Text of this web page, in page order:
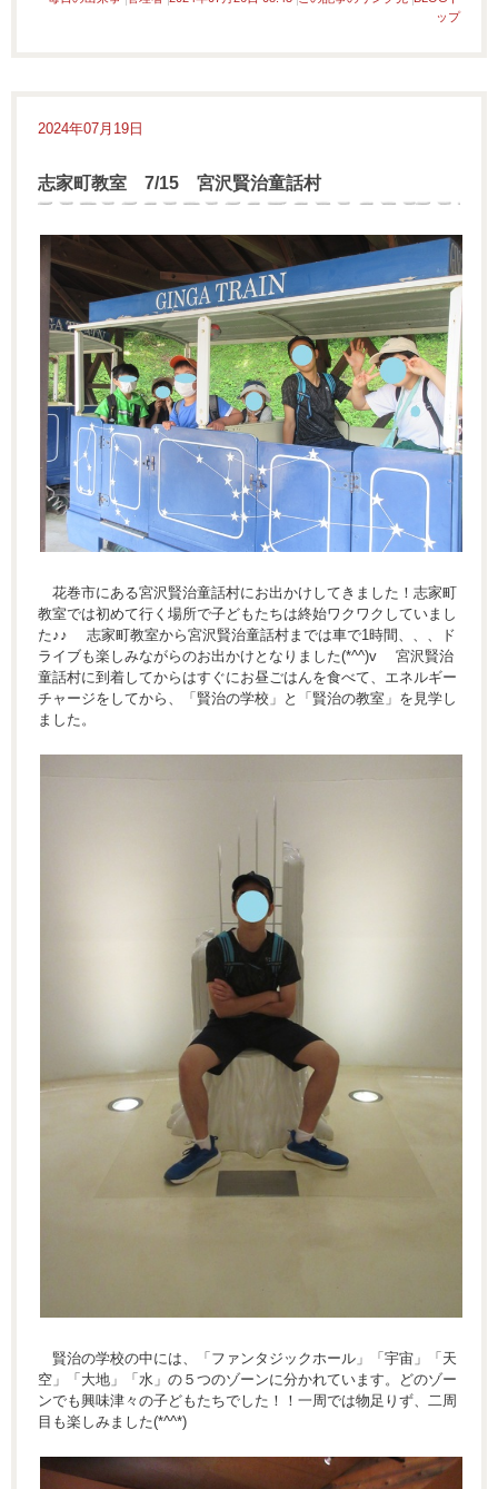
ップ
2024年07月19日
志家町教室 7/15 宮沢賢治童話村
花巻市にある宮沢賢治童話村にお出かけしてきました！志家町
教室では初めて行く場所で子どもたちは終始ワクワクしていまし
た♪♪ 志家町教室から宮沢賢治童話村までは車で1時間、、、ド
ライブも楽しみながらのお出かけとなりました(*^^)v 宮沢賢治
童話村に到着してからはすぐにお昼ごはんを食べて、エネルギー
チャージをしてから、「賢治の学校」と「賢治の教室」を見学し
ました。
賢治の学校の中には、「ファンタジックホール」「宇宙」「天
空」「大地」「水」の５つのゾーンに分かれています。どのゾー
ンでも興味津々の子どもたちでした！！一周では物足りず、二周
目も楽しみました(*^^*)